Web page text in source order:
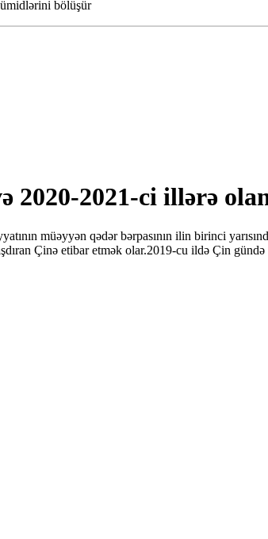
bölüşür
2020-2021-ci illərə
müəyyən qədər bərpasının ilin birinci
Çinə etibar etmək olar.2019-cu ildə Çin